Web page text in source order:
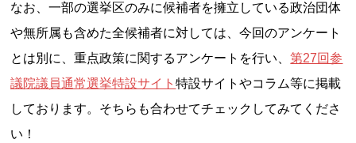
なお、一部の選挙区のみに候補者を擁立している政治団体
や無所属も含めた全候補者に対しては、今回のアンケート
とは別に、重点政策に関するアンケートを行い、第27回参
議院議員通常選挙特設サイト特設サイトやコラム等に掲載
しております。そちらも合わせてチェックしてみてくださ
い！